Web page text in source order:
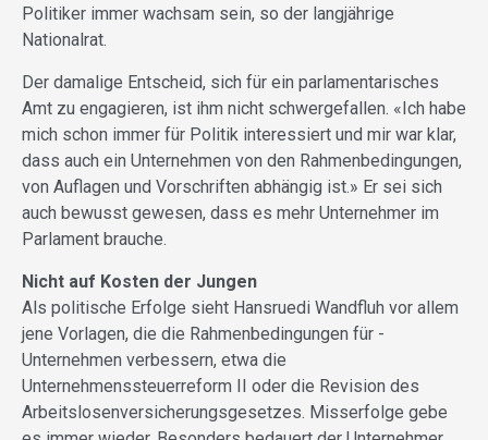
Politiker immer wachsam sein, so der langjährige
Nationalrat.
Der damalige Entscheid, sich für ein parlamentarisches
Amt zu engagieren, ist ihm nicht schwergefallen. «Ich habe
mich schon immer für Politik interessiert und mir war klar,
dass auch ein Unternehmen von den Rahmenbedingungen,
von Auflagen und Vorschriften abhängig ist.» Er sei sich
auch ­bewusst gewesen, dass es mehr Unter­nehmer im
Parlament brauche.
Nicht auf Kosten der Jungen
Als politische Erfolge sieht Hans­ruedi Wandfluh vor allem
jene Vorlagen, die die Rahmenbedingungen für ­
Unternehmen verbessern, etwa die
Unternehmenssteuerreform II oder die Revision des
Arbeitslosenversicherungsgesetzes. Misserfolge gebe